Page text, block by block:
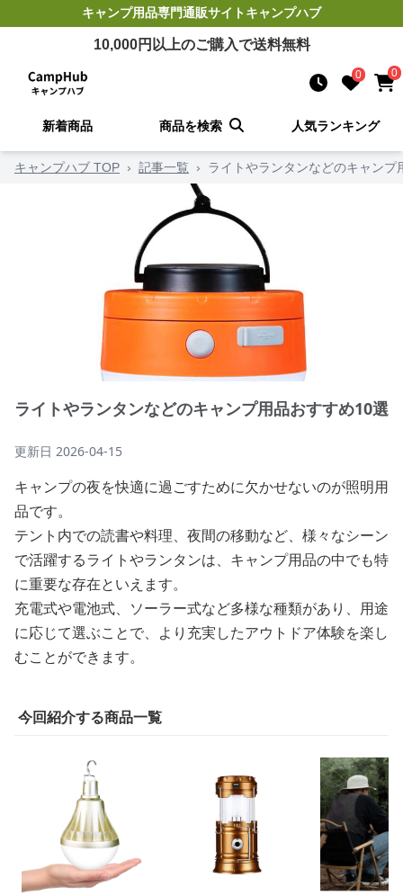
キャンプ用品専門通販サイトキャンプハブ
10,000円以上のご購入で送料無料
0 0
新着商品 商品を検索 人気ランキング
キャンプハブ TOP › 記事一覧 › ライトやランタンなどのキャンプ
ライトやランタンなどのキャンプ用品おすすめ10選
更新日 2026-04-15
キャンプの夜を快適に過ごすために欠かせないのが照明用
品です。
テント内での読書や料理、夜間の移動など、様々なシーン
で活躍するライトやランタンは、キャンプ用品の中でも特
に重要な存在といえます。
充電式や電池式、ソーラー式など多様な種類があり、用途
に応じて選ぶことで、より充実したアウトドア体験を楽し
むことができます。
今回紹介する商品一覧